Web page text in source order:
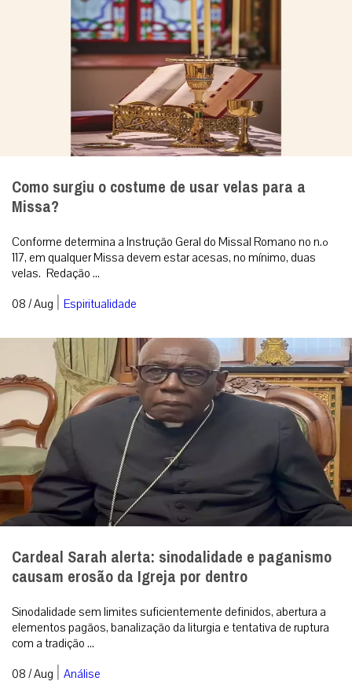
Como surgiu o costume de usar velas para a
Missa?
Conforme determina a Instrução Geral do Missal Romano no n.º
117, em qualquer Missa devem estar acesas, no mínimo, duas
velas. Redação ...
08 / Aug | Espiritualidade
Cardeal Sarah alerta: sinodalidade e paganismo
causam erosão da Igreja por dentro
Sinodalidade sem limites suficientemente definidos, abertura a
elementos pagãos, banalização da liturgia e tentativa de ruptura
com a tradição ...
08 / Aug | Análise